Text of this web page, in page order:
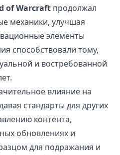
of Warcraft продолжал
механики, улучшая
элементы
способствовали тому,
и востребованной
влияние на
стандарты для других
контента,
обновлениях и
для подражания и